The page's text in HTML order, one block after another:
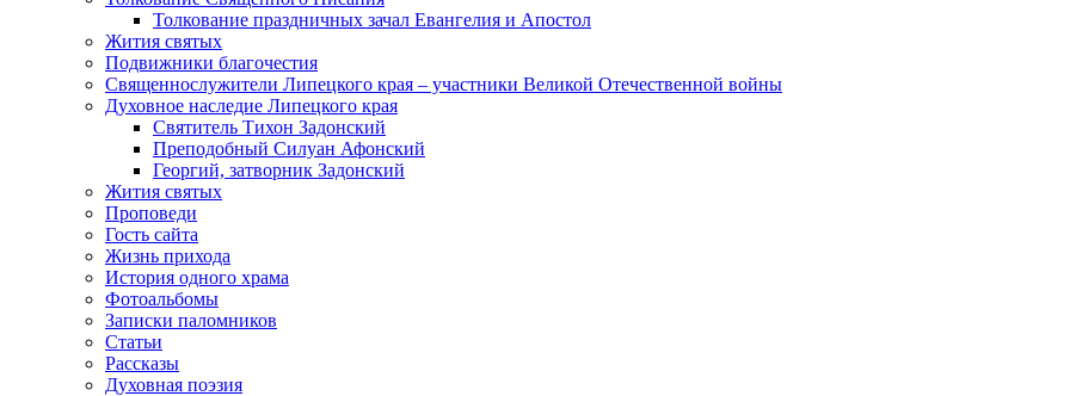
Толкование праздничных зачал Евангелия и Апостол
Жития святых
Подвижники благочестия
Священнослужители Липецкого края – участники Великой Отечественной войны
Духовное наследие Липецкого края
Святитель Тихон Задонский
Преподобный Силуан Афонский
Георгий, затворник Задонский
Жития святых
Проповеди
Гость сайта
Жизнь прихода
История одного храма
Фотоальбомы
Записки паломников
Статьи
Рассказы
Духовная поэзия